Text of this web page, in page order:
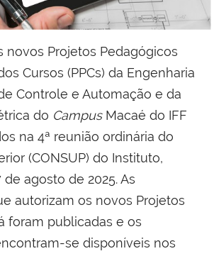
novos Projetos Pedagógicos
Cursos (PPCs) da Engenharia
Controle e Automação e da
do CampusMacaé do IFF
na 4ª reunião ordinária do
(CONSUP) do Instituto,
agosto de 2025. As
autorizam os novos Projetos
foram publicadas e os
se disponíveis nos